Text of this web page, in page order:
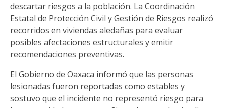
descartar riesgos a la población. La Coordinación
Estatal de Protección Civil y Gestión de Riesgos realizó
recorridos en viviendas aledañas para evaluar
posibles afectaciones estructurales y emitir
recomendaciones preventivas.
El Gobierno de Oaxaca informó que las personas
lesionadas fueron reportadas como estables y
sostuvo que el incidente no representó riesgo para